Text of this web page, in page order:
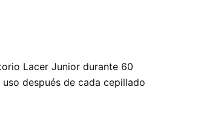
Lacer Junior durante 60
después de cada cepillado